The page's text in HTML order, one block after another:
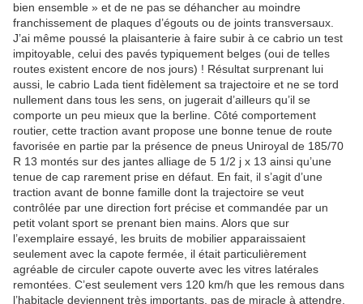
bien ensemble » et de ne pas se déhancher au moindre
franchissement de plaques d’égouts ou de joints transversaux.
J’ai même poussé la plaisanterie à faire subir à ce cabrio un test
impitoyable, celui des pavés typiquement belges (oui de telles
routes existent encore de nos jours) ! Résultat surprenant lui
aussi, le cabrio Lada tient fidèlement sa trajectoire et ne se tord
nullement dans tous les sens, on jugerait d’ailleurs qu’il se
comporte un peu mieux que la berline. Côté comportement
routier, cette traction avant propose une bonne tenue de route
favorisée en partie par la présence de pneus Uniroyal de 185/70
R 13 montés sur des jantes alliage de 5 1/2 j x 13 ainsi qu’une
tenue de cap rarement prise en défaut. En fait, il s’agit d’une
traction avant de bonne famille dont la trajectoire se veut
contrôlée par une direction fort précise et commandée par un
petit volant sport se prenant bien mains. Alors que sur
l’exemplaire essayé, les bruits de mobilier apparaissaient
seulement avec la capote fermée, il était particulièrement
agréable de circuler capote ouverte avec les vitres latérales
remontées. C’est seulement vers 120 km/h que les remous dans
l’habitacle deviennent très importants, pas de miracle à attendre,